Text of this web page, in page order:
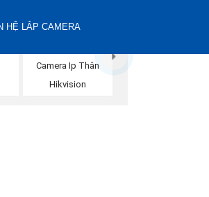
HỆ LẮP CAMERA
Camera Ip Thân
Hikvision